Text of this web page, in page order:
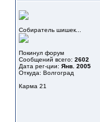
Собиратель шишек...
Покинул форум
Сообщений всего: 2602
Дата рег-ции: Янв. 2005
Откуда: Волгоград
Карма 21